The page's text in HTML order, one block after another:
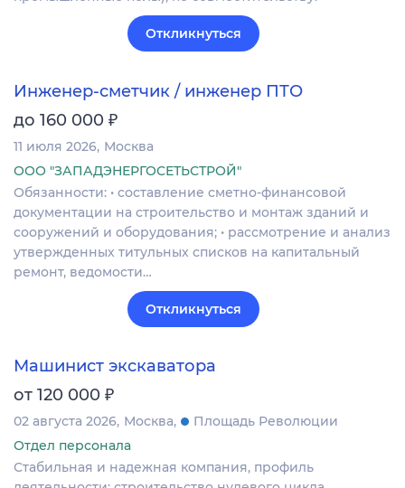
Откликнуться
Инженер-сметчик / инженер ПТО
до 160 000 ₽
11 июля 2026 Москва
ООО "ЗАПАДЭНЕРГОСЕТЬСТРОЙ"
Обязанности: • составление сметно-финансовой
документации на строительство и монтаж зданий и
сооружений и оборудования; • рассмотрение и анализ
утвержденных титульных списков на капитальный
ремонт, ведомости…
Откликнуться
Машинист экскаватора
от 120 000 ₽
02 августа 2026 Москва
Площадь Революции
Отдел персонала
Стабильная и надежная компания, профиль